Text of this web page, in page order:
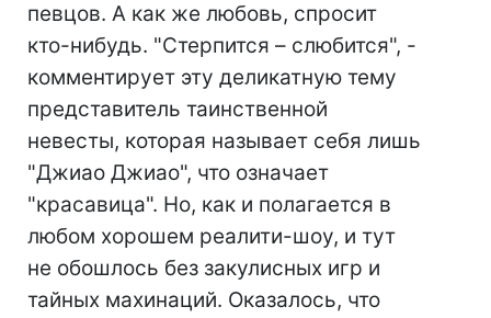
певцов. А как же любовь, спросит
кто-нибудь. "Стерпится – слюбится", -
комментирует эту деликатную тему
представитель таинственной
невесты, которая называет себя лишь
"Джиао Джиао", что означает
"красавица". Но, как и полагается в
любом хорошем реалити-шоу, и тут
не обошлось без закулисных игр и
тайных махинаций. Оказалось, что